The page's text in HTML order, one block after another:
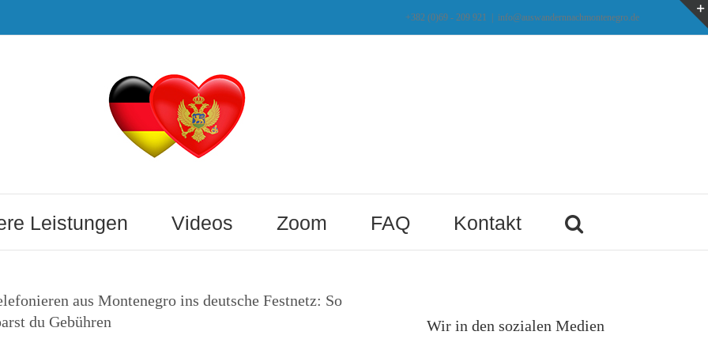
+382 (0)69 - 209 921 info@auswandernnachmontenegro.de
Leistungen Videos Zoom FAQ Kontakt
aus Montenegro ins deutsche Festnetz: So
du Gebühren
Wir in den sozialen Medien